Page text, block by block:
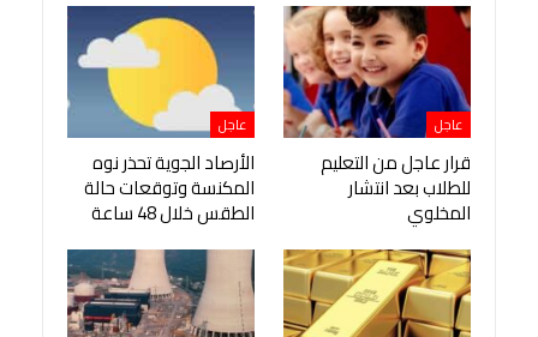
عاجل
قرار عاجل من التعليم
للطلاب بعد انتشار
المخلوي
عاجل
الأرصاد الجوية تحذر نوه
المكنسة وتوقعات حالة
الطقس خلال 48 ساعة